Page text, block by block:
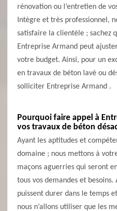
rénovation ou l’entretien de
Intègre et très professionnel,
satisfaire la clientèle ; sachez
Entreprise Armand peut
votre budget. Ainsi, pour un
en travaux de béton lavé ou
solliciter Entreprise Armand .
Pourquoi faire appel à
vos travaux de béton
Ayant les aptitudes et
domaine ; nous mettons à
maçons aguerries qui seront
tous vos demandes et besoins.
puissent durer dans le temps
nous n’allons utiliser que les